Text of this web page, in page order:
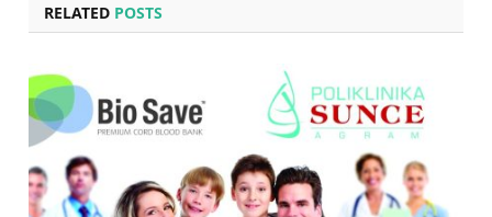
RELATED POSTS